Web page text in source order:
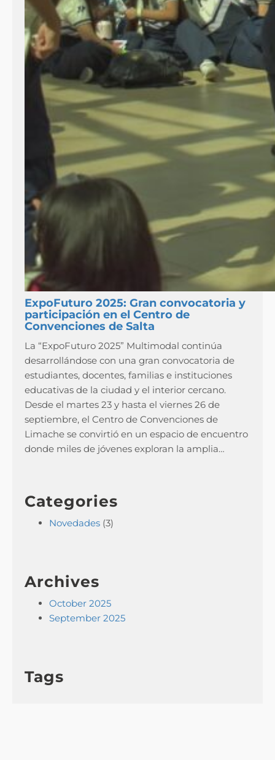
ExpoFuturo 2025: Gran convocatoria y
participación en el Centro de
Convenciones de Salta
La “ExpoFuturo 2025” Multimodal continúa
desarrollándose con una gran convocatoria de
estudiantes, docentes, familias e instituciones
educativas de la ciudad y el interior cercano.
Desde el martes 23 y hasta el viernes 26 de
septiembre, el Centro de Convenciones de
Limache se convirtió en un espacio de encuentro
donde miles de jóvenes exploran la amplia…
Categories
Novedades (3)
Archives
October 2025
September 2025
Tags